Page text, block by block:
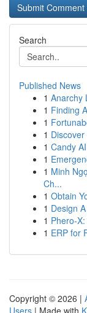
Search
Published News
1 Anarchy
1 Finding
1
1
1 Candy
1
1 Minh
Ch...
1 Obtain
1 Design
1 Phero-
1 ERP for
Copyright © 2026 |
Users | Made with